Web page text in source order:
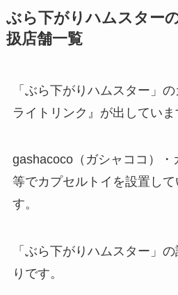
ぶら下がりハムスター
扱店舗一覧
「ぶら下がりハムスター」
ライトリンク』が出していま
gashacoco（ガシャココ）・
等でカプセルトイを設置し
す。
「ぶら下がりハムスター」
りです。